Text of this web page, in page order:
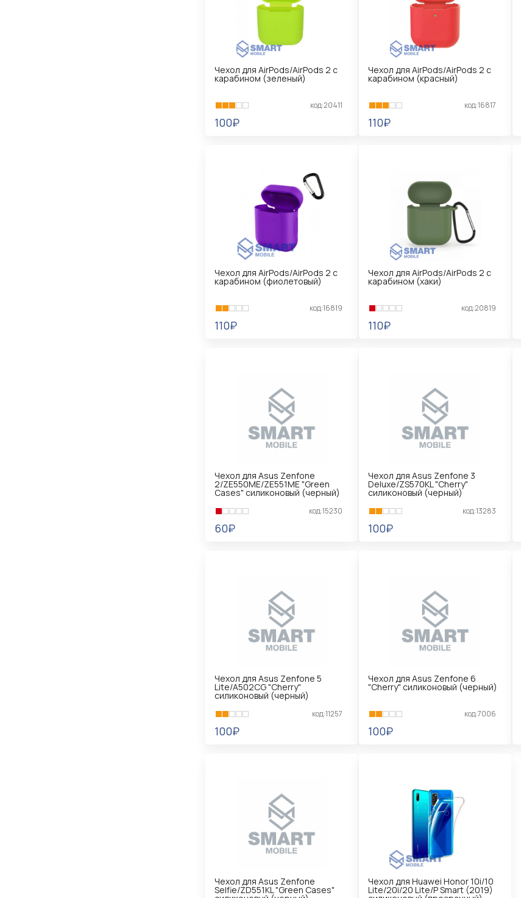
Чехол для AirPods/AirPods 2 с
карабином (зеленый)
код:20411
100₽
Чехол для AirPods/AirPods 2 с
карабином (красный)
код:16817
110₽
Чехол для AirPods/AirPods 2 с
карабином (фиолетовый)
код:16819
110₽
Чехол для AirPods/AirPods 2 с
карабином (хаки)
код:20819
110₽
Чехол для Asus Zenfone
2/ZE550ME/ZE551ME "Green
Cases" силиконовый (черный)
код:15230
60₽
Чехол для Asus Zenfone 3
Deluxe/ZS570KL "Cherry"
силиконовый (черный)
код:13283
100₽
Чехол для Asus Zenfone 5
Lite/A502CG "Cherry"
силиконовый (черный)
код:11257
100₽
Чехол для Asus Zenfone 6
"Cherry" силиконовый (черный)
код:7006
100₽
Чехол для Asus Zenfone
Selfie/ZD551KL "Green Cases"
Чехол для Huawei Honor 10i/10
Lite/20i/20 Lite/P Smart (2019)